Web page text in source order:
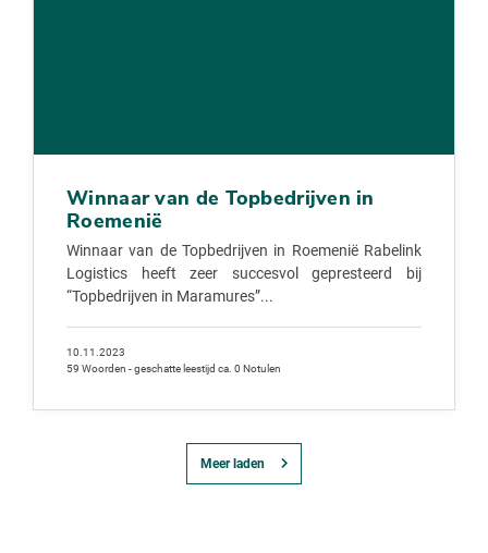
Winnaar van de Topbedrijven in
Roemenië
Winnaar van de Topbedrijven in Roemenië Rabelink
Logistics heeft zeer succesvol gepresteerd bij
“Topbedrijven in Maramures”...
10.11.2023
59 Woorden - geschatte leestijd ca. 0 Notulen
Meer laden